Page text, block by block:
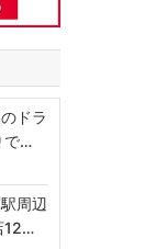
ドラ
で…
周辺
12…